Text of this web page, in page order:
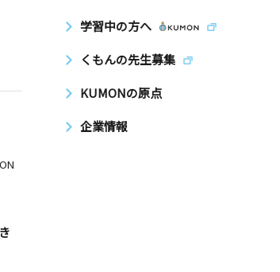
学習中の方へ
くもんの先生募集
KUMONの原点
企業情報